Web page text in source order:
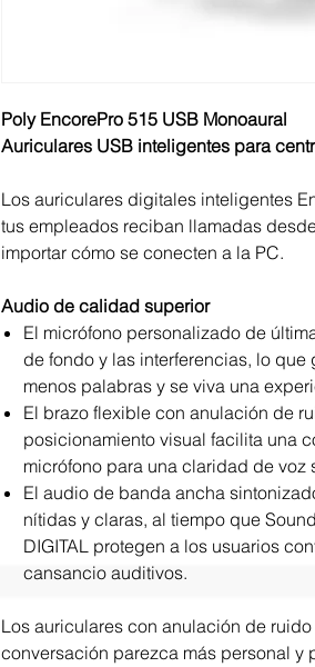
Poly EncorePro 515 USB Monoaural
Auriculares USB inteligentes para
Los auriculares digitales inteligentes
tus empleados reciban llamadas
importar cómo se conecten a la PC.
Audio de calidad superior
El micrófono personalizado de
de fondo y las interferencias, lo
menos palabras y se viva una
El brazo flexible con anulación de
posicionamiento visual facilita una
micrófono para una claridad de voz
El audio de banda ancha
nítidas y claras, al tiempo que
DIGITAL protegen a los usuarios
cansancio auditivos.
Los auriculares con anulación de
conversación parezca más personal y